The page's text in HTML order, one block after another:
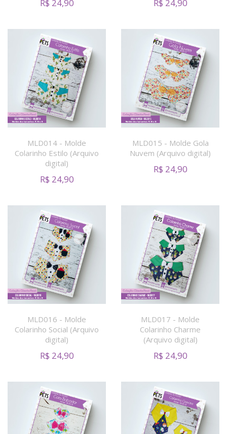
R$ 24,90 R$ 24,90
MLD014 - Molde
Colarinho Estilo (Arquivo
digital)
R$ 24,90
MLD015 - Molde Gola
Nuvem (Arquivo digital)
R$ 24,90
MLD016 - Molde
Colarinho Social (Arquivo
digital)
R$ 24,90
MLD017 - Molde
Colarinho Charme
(Arquivo digital)
R$ 24,90